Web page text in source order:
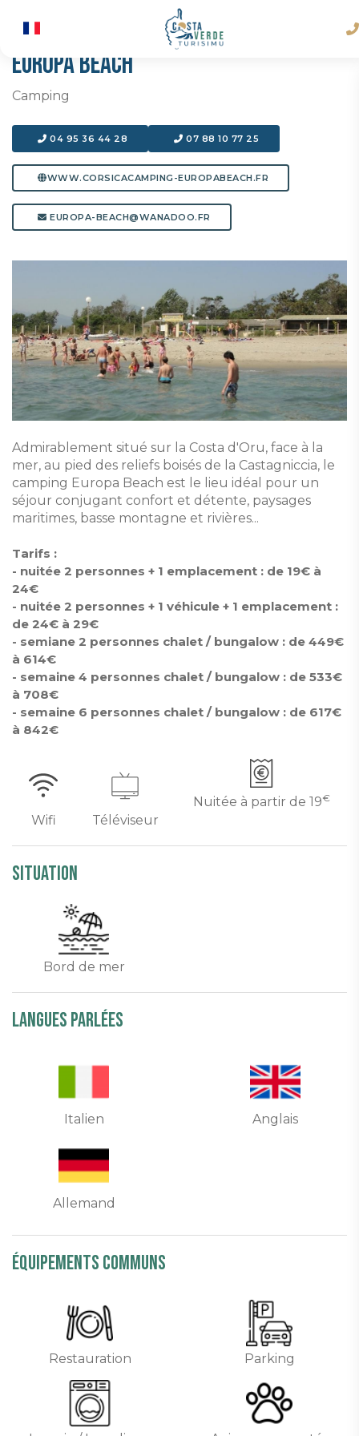
EUROPA BEACH
Camping
04 95 36 44 28 07 88 10 77 25
WWW.CORSICACAMPING-EUROPABEACH.FR
EUROPA-BEACH@WANADOO.FR
Admirablement situé sur la Costa d'Oru, face à la
mer, au pied des reliefs boisés de la Castagniccia, le
camping Europa Beach est le lieu idéal pour un
séjour conjugant confort et détente, paysages
maritimes, basse montagne et rivières...
Tarifs :
- nuitée 2 personnes + 1 emplacement : de 19€ à
24€
- nuitée 2 personnes + 1 véhicule + 1 emplacement :
de 24€ à 29€
- semiane 2 personnes chalet / bungalow : de 449€
à 614€
- semaine 4 personnes chalet / bungalow : de 533€
à 708€
- semaine 6 personnes chalet / bungalow : de 617€
à 842€
Wifi Téléviseur
Nuitée à partir de 19€
Situation
Bord de mer
Langues parlées
Italien Anglais
Allemand
équipements communs
Restauration Parking